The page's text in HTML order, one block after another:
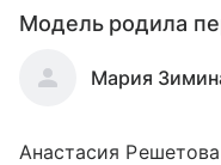
Модель родила
Мария
Анастасия